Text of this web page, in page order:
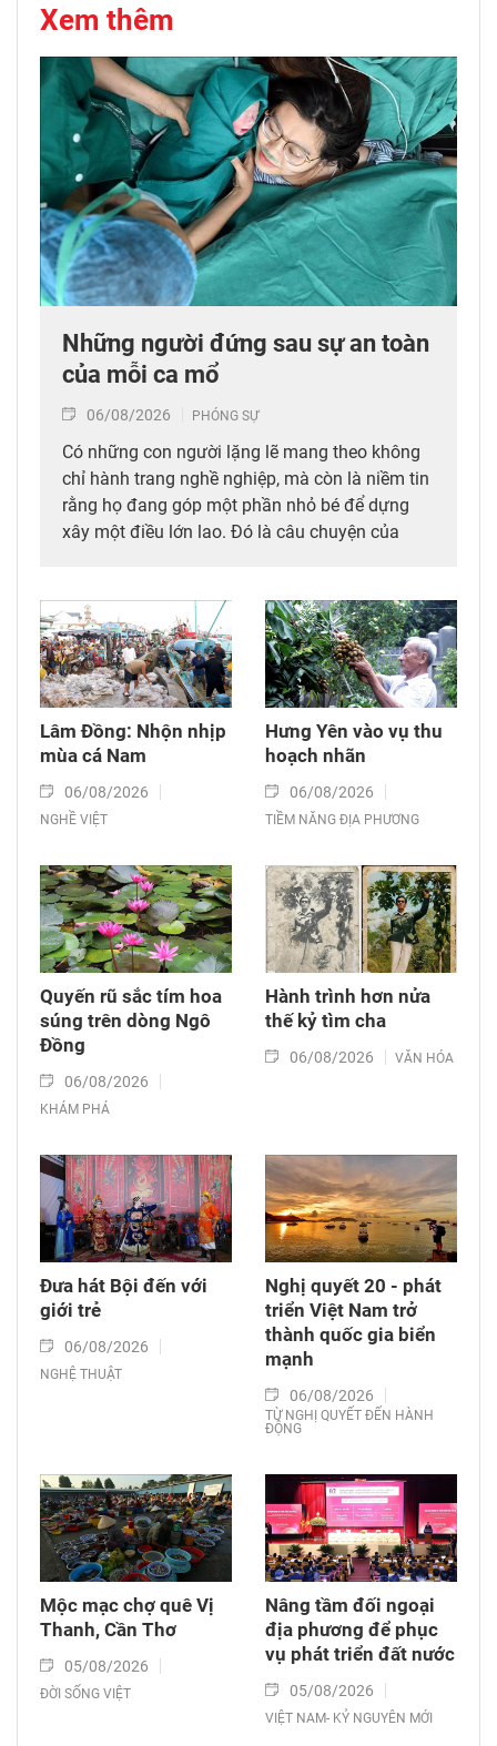
Xem thêm
Những người đứng sau sự an toàn
của mỗi ca mổ
06/08/2026 PHÓNG SỰ
Có những con người lặng lẽ mang theo không
chỉ hành trang nghề nghiệp, mà còn là niềm tin
rằng họ đang góp một phần nhỏ bé để dựng
xây một điều lớn lao. Đó là câu chuyện của
Lâm Đồng: Nhộn nhịp
mùa cá Nam
06/08/2026
NGHỀ VIỆT
Hưng Yên vào vụ thu
hoạch nhãn
06/08/2026
TIỀM NĂNG ĐỊA PHƯƠNG
Quyến rũ sắc tím hoa
súng trên dòng Ngô
Đồng
06/08/2026
KHÁM PHÁ
Hành trình hơn nửa
thế kỷ tìm cha
06/08/2026 VĂN HÓA
Đưa hát Bội đến với
giới trẻ
06/08/2026
NGHỆ THUẬT
Nghị quyết 20 - phát
triển Việt Nam trở
thành quốc gia biển
mạnh
06/08/2026
TỪ NGHỊ QUYẾT ĐẾN HÀNH
ĐỘNG
Mộc mạc chợ quê Vị
Thanh, Cần Thơ
05/08/2026
ĐỜI SỐNG VIỆT
Nâng tầm đối ngoại
địa phương để phục
vụ phát triển đất nước
05/08/2026
VIỆT NAM- KỶ NGUYÊN MỚI